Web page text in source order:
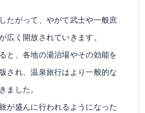
たがって、やがて武士や一般庶
広く開放されていきます。
と、各地の湯治場やその効能を
され、温泉旅行はより一般的な
ました。
が盛んに行われるようになった